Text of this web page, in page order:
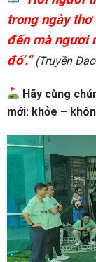
trong ngày
đến mà ngươi
đó’.”(Truyền
Hãy cùng
mới: khỏe –
Trình